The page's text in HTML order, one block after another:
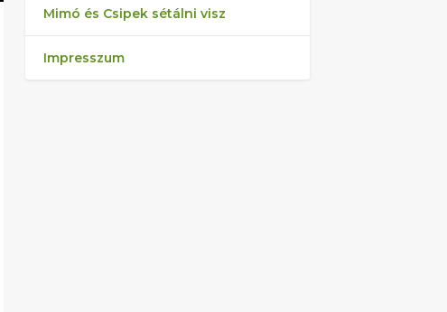
Mimó és Csipek sétálni visz
Impresszum